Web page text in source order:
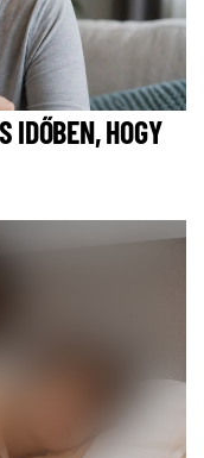
IDŐBEN, HOGY